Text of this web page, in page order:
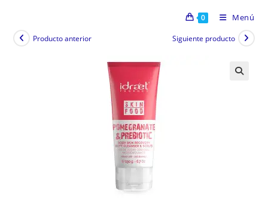
0 Menú
Producto anterior Siguiente producto